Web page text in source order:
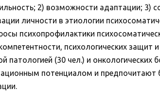
2) возможности адаптации; 3)
личности в этиологии
психопрофилактики
психологических
патологией (30 чел.) и
потенциалом и предпочитают